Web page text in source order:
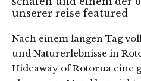
Nach einem langen Tag
und Naturerlebnisse in
Hideaway of Rotorua eine